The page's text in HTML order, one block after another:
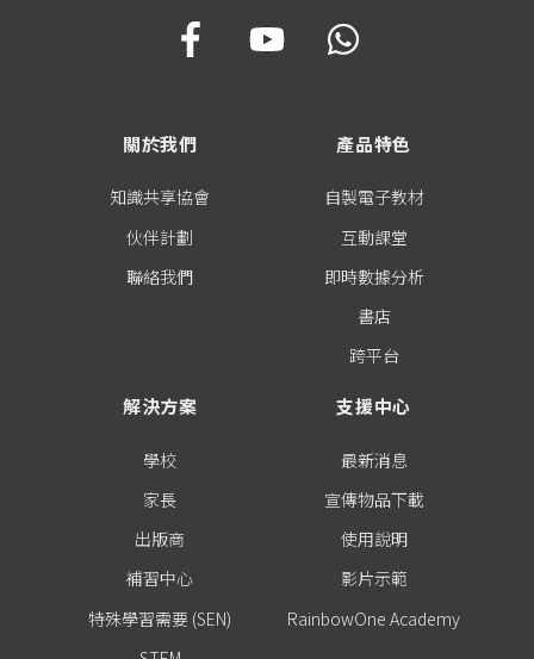
關於我們
知識共享協會
伙伴計劃
聯絡我們
產品特色
自製電子教材
互動課堂
即時數據分析
書店
跨平台
解決方案
學校
家長
出版商
補習中心
特殊學習需要 (SEN)
支援中心
最新消息
宣傳物品下載
使用說明
影片示範
RainbowOne Academy